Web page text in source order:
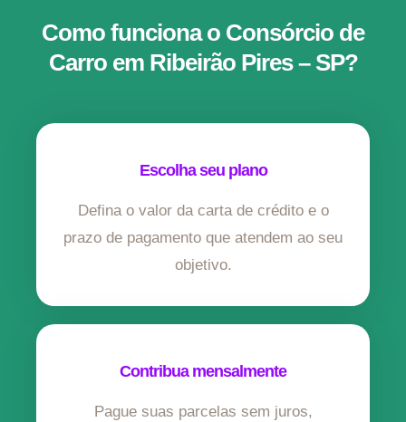
Como funciona o Consórcio de
Carro em Ribeirão Pires – SP?
Escolha seu plano
Defina o valor da carta de crédito e o
prazo de pagamento que atendem ao seu
objetivo.
Contribua mensalmente
Pague suas parcelas sem juros,